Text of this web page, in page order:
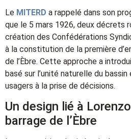
Le MITERD a rappelé dans son
que le 5 mars 1926, deux décrets
création des Confédérations
à la constitution de la première
de l’Èbre. Cette approche a
basé sur l’unité naturelle du
usagers à la prise de décisions.
Un design lié à
barrage de l’Èbre